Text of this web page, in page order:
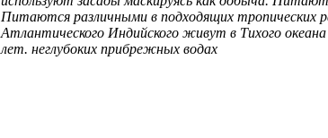
Питаются различными в подходящих тропических
Атлантического Индийского живут в Тихого
лет. неглубоких прибрежных водах